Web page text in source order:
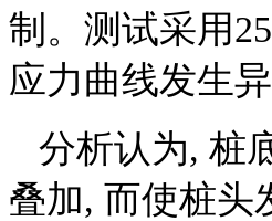
制。测试采用
应力曲线发生
分析认为, 桩
叠加, 而使桩头